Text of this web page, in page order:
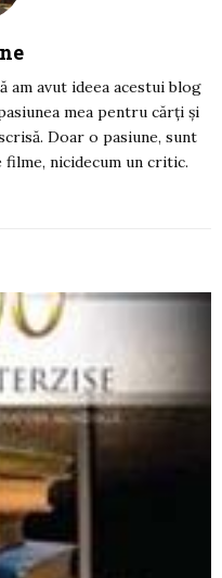
am avut ideea acestui blog
mea pentru cărți și
Doar o pasiune, sunt
nicidecum un critic.